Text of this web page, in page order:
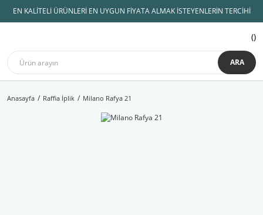
EN KALİTELİ ÜRÜNLERİ EN UYGUN FİYATA ALMAK İSTEYENLERİN TERCİHİ
ARA
Anasayfa Raffia İplik Milano Rafya 21